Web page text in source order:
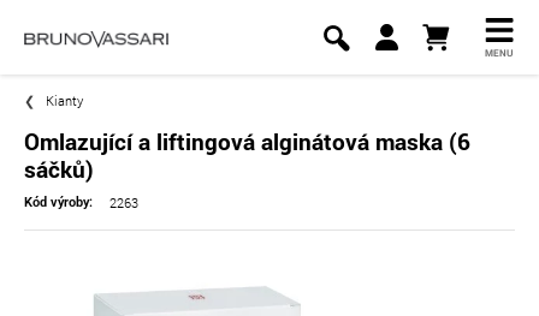
MENU
Kianty
Omlazující a liftingová alginátová maska (6
sáčků)
Kód výroby: 2263